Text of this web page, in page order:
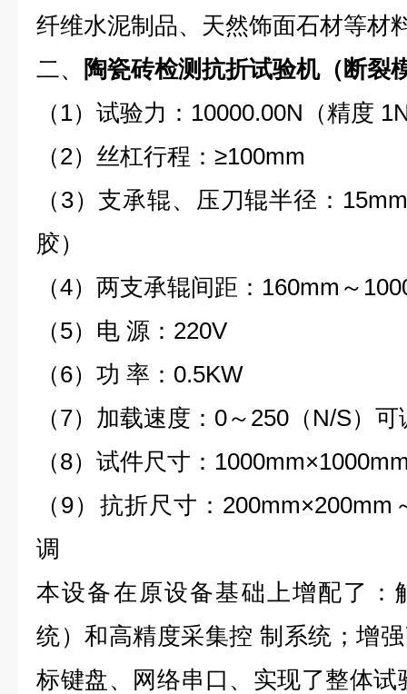
纤维水泥制品、天然饰面石材等材
二、
陶瓷砖检测抗折试验机（断裂
（1）试验力：10000.00N（精度
（2）丝杠行程：≥100mm
（3）支承辊、压刀辊半径：
胶）
（4）两支承辊间距：160mm～
（5）电 源：220V
（6）功 率：0.5KW
（7）加载速度：0～250（N/S）可
（8）试件尺寸：
（9）抗折尺寸：
调
本设备在原设备基础上增配了：
统）和高精度采集控 制系统；增
标键盘、网络串口、实现了整体